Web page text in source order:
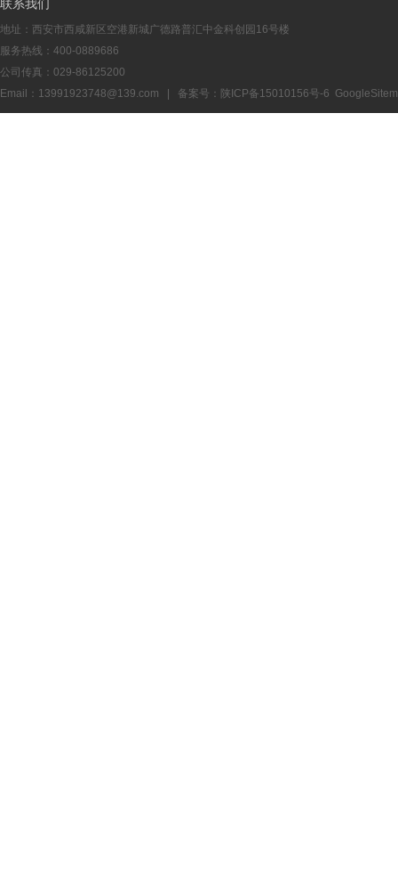
联系我们
地址：西安市西咸新区空港新城广德路普汇中金科创园16号楼
服务热线：400-0889686
公司传真：029-86125200
Email：13991923748@139.com | 备案号： 陕ICP备15010156号-6